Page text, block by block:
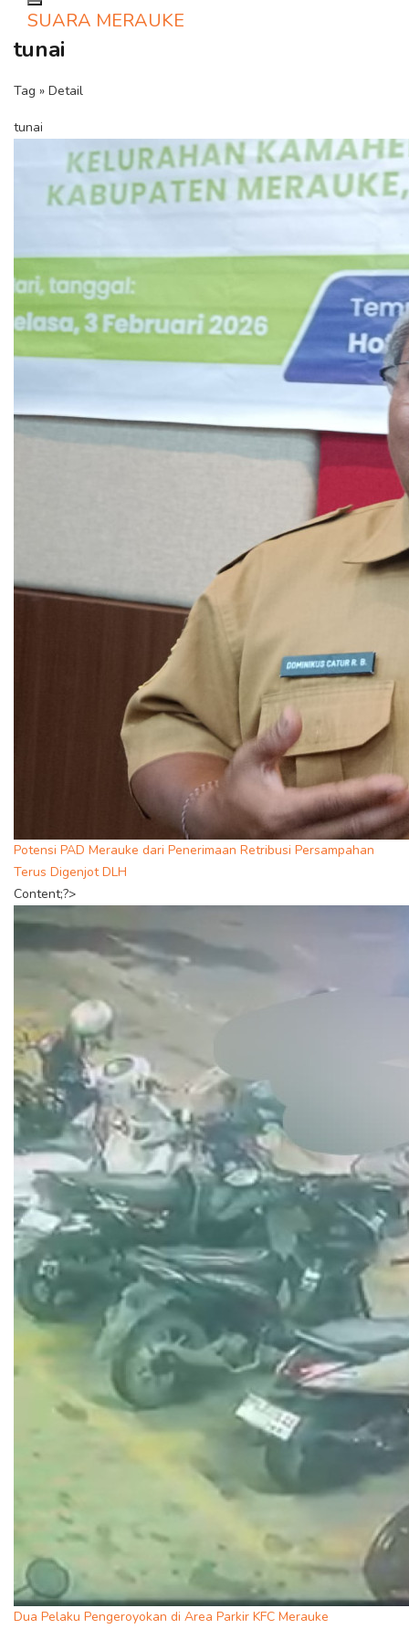
Toggle navigation
SUARA MERAUKE
tunai
Tag » Detail
tunai
Potensi PAD Merauke dari Penerimaan Retribusi Persampahan
Terus Digenjot DLH
Content;?>
Dua Pelaku Pengeroyokan di Area Parkir KFC Merauke